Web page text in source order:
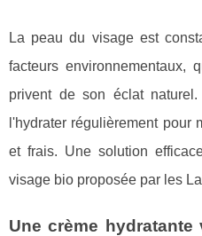
La peau du visage est
facteurs environnementaux,
privent de son éclat
l'hydrater régulièrement pour
et frais. Une solution
visage bio proposée par les
Une crème